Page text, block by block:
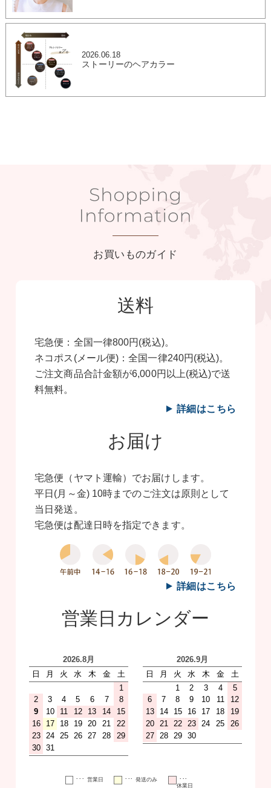
2026.06.18
ストーリーのヘアカラー
お買いものガイド
送料
宅急便：全国一律800円(税込)。
ネコポス(メール便)：全国一律240円(税込)。
ご注文商品合計金額が6,000円以上(税込)で送
料無料。
詳細はこちら
お届け
宅急便（ヤマト運輸）でお届けします。
平日(月～金) 10時までのご注文は原則として
当日発送。
宅急便は配達日時を指定できます。
詳細はこちら
営業日カレンダー
･･･ 営業日 ･･･ 発送のみ
･･･
休業日